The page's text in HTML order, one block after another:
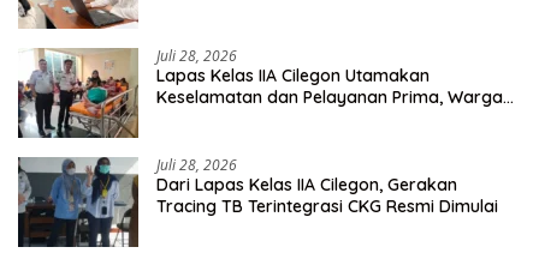
Juli 28, 2026
Lapas Kelas IIA Cilegon Utamakan
Keselamatan dan Pelayanan Prima, Warga
Juli 28, 2026
Dari Lapas Kelas IIA Cilegon, Gerakan
Tracing TB Terintegrasi CKG Resmi Dimulai